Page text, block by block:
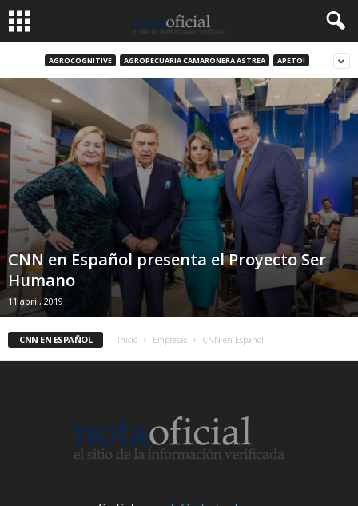
AGROCOGNITIVE AGROPECUARIA CAMARONERA ASTREA APETOI
CNN en Español presenta el Proyecto Ser
Humano
11 abril, 2019
CNN EN ESPAÑOL Inicio Empresas CNN en Español